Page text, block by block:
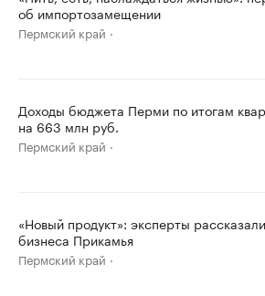
об импортозамещении
Пермский край
Доходы бюджета Перми по итогам
на 663 млн руб.
Пермский край
«Новый продукт»: эксперты
бизнеса Прикамья
Пермский край